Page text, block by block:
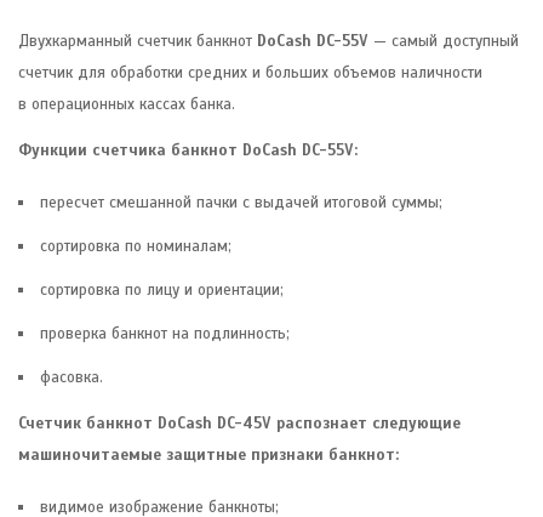
Двухкарманный счетчик банкнот DoCash DC-55V — самый доступный
счетчик для обработки средних и больших объемов наличности
в операционных кассах банка.
Функции счетчика банкнот DoCash DC-55V:
пересчет смешанной пачки с выдачей итоговой суммы;
сортировка по номиналам;
сортировка по лицу и ориентации;
проверка банкнот на подлинность;
фасовка.
Счетчик банкнот DoCash DC-45V распознает следующие
машиночитаемые защитные признаки банкнот:
видимое изображение банкноты;